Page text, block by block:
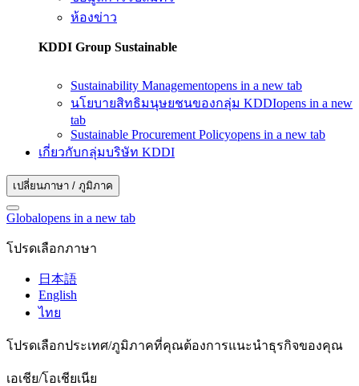
ห้องข่าว
KDDI Group Sustainable
Sustainability Managementopens in a new tab
นโยบายสิทธิมนุษยชนของกลุ่ม KDDIopens in a new
tab
Sustainable Procurement Policyopens in a new tab
เกี่ยวกับกลุ่มบริษัท KDDI
เปลี่ยนภาษา / ภูมิภาค
Globalopens in a new tab
โปรดเลือกภาษา
日本語
English
ไทย
โปรดเลือกประเทศ/ภูมิภาคที่คุณต้องการแนะนำธุรกิจของคุณ
เอเชีย/โอเชียเนีย